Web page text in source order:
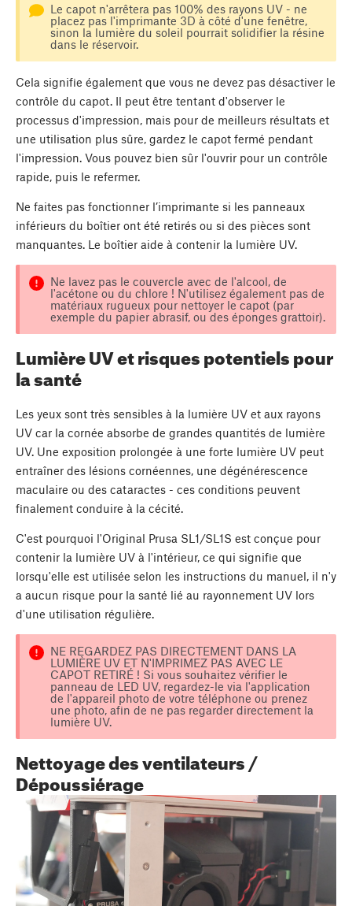
Le capot n'arrêtera pas 100% des rayons UV - ne
placez pas l'imprimante 3D à côté d'une fenêtre,
sinon la lumière du soleil pourrait solidifier la résine
dans le réservoir.
Cela signifie également que vous ne devez pas désactiver le
contrôle du capot. Il peut être tentant d'observer le
processus d'impression, mais pour de meilleurs résultats et
une utilisation plus sûre, gardez le capot fermé pendant
l'impression. Vous pouvez bien sûr l'ouvrir pour un contrôle
rapide, puis le refermer.
Ne faites pas fonctionner l’imprimante si les panneaux
inférieurs du boîtier ont été retirés ou si des pièces sont
manquantes. Le boîtier aide à contenir la lumière UV.
Ne lavez pas le couvercle avec de l'alcool, de
l'acétone ou du chlore ! N'utilisez également pas de
matériaux rugueux pour nettoyer le capot (par
exemple du papier abrasif, ou des éponges grattoir).
Lumière UV et risques potentiels pour
la santé
Les yeux sont très sensibles à la lumière UV et aux rayons
UV car la cornée absorbe de grandes quantités de lumière
UV. Une exposition prolongée à une forte lumière UV peut
entraîner des lésions cornéennes, une dégénérescence
maculaire ou des cataractes - ces conditions peuvent
finalement conduire à la cécité.
C'est pourquoi l'Original Prusa SL1/SL1S est conçue pour
contenir la lumière UV à l'intérieur, ce qui signifie que
lorsqu'elle est utilisée selon les instructions du manuel, il n'y
a aucun risque pour la santé lié au rayonnement UV lors
d'une utilisation régulière.
NE REGARDEZ PAS DIRECTEMENT DANS LA
LUMIÈRE UV ET N'IMPRIMEZ PAS AVEC LE
CAPOT RETIRÉ ! Si vous souhaitez vérifier le
panneau de LED UV, regardez-le via l'application
de l'appareil photo de votre téléphone ou prenez
une photo, afin de ne pas regarder directement la
lumière UV.
Nettoyage des ventilateurs /
Dépoussiérage